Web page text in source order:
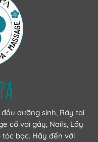
dưỡng sinh, Ráy tai
cổ vai gáy, Nails, Lấy
bạc. Hãy đến với